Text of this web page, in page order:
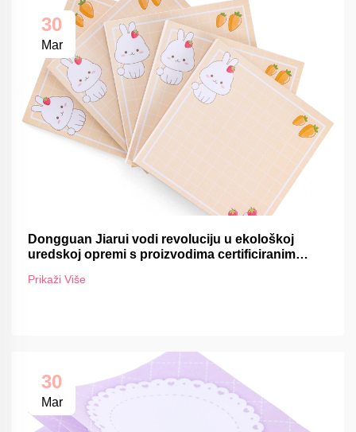
30
Mar
Dongguan Jiarui vodi revoluciju u ekološkoj
uredskoj opremi s proizvodima certificiranim
Prikaži Više
30
Mar